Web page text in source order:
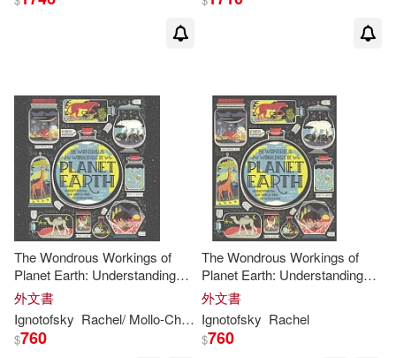
The Wondrous Workings of
Planet Earth: Understanding
Our World and Its Ecosystems
外文書
Ignotofsky Rachel/ Mollo-Christensen Sarah (NRT)
$760
The Wondrous Workings of
Planet Earth: Understanding
Our World and Its Ecosystems
外文書
Ignotofsky Rachel
$760